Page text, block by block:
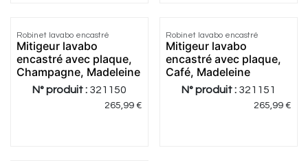
Robinet lavabo encastré
Mitigeur lavabo
encastré avec plaque,
Champagne, Madeleine
N° produit : 321150
265,99€
Robinet lavabo encastré
Mitigeur lavabo
encastré avec plaque,
Café, Madeleine
N° produit : 321151
265,99€